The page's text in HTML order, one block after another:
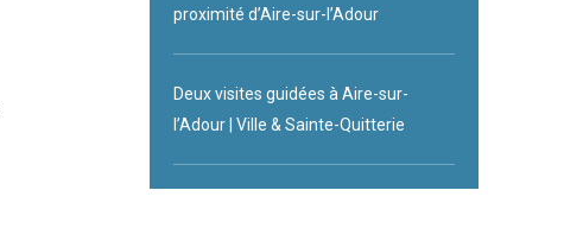
proximité d’Aire-sur-l’Adour
Deux visites guidées à Aire-sur-
l’Adour | Ville & Sainte-Quitterie